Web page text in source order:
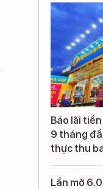
Báo lãi
9 tháng
thực thu
Lần mở